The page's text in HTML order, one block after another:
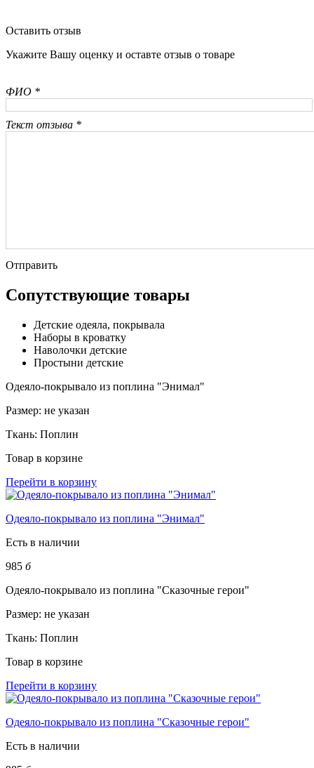
Оставить отзыв
Укажите Вашу оценку и оставте отзыв о товаре
ФИО *
Текст отзыва *
Отправить
Сопутствующие товары
Детские одеяла, покрывала
Наборы в кроватку
Наволочки детские
Простыни детские
Одеяло-покрывало из поплина "Энимал"
Размер: не указан
Ткань: Поплин
Товар в корзине
Перейти в корзину
Одеяло-покрывало из поплина "Энимал"
Есть в наличии
985 б
Одеяло-покрывало из поплина "Сказочные герои"
Размер: не указан
Ткань: Поплин
Товар в корзине
Перейти в корзину
Одеяло-покрывало из поплина "Сказочные герои"
Есть в наличии